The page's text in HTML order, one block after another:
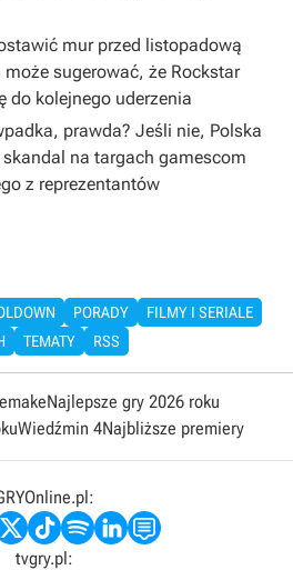
mur przed listopadową
sugerować, że Rockstar
do kolejnego uderzenia
prawda? Jeśli nie, Polska
skandal na targach gamescom
z reprezentantów
PORADY
FILMY I SERIALE
TEMATY RSS
Najlepsze gry 2026 roku
Wiedźmin 4Najbliższe premiery
tvgry.pl: